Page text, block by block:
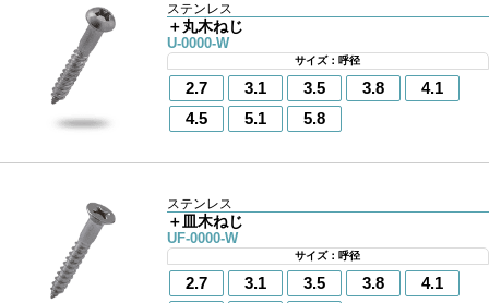
ステンレス
＋丸木ねじ
U-0000-W
サイズ：呼径
2.7 3.1 3.5 3.8
4.1
4.5
5.1 5.8
ステンレス
＋皿木ねじ
UF-0000-W
サイズ：呼径
2.7 3.1 3.5 3.8
4.1